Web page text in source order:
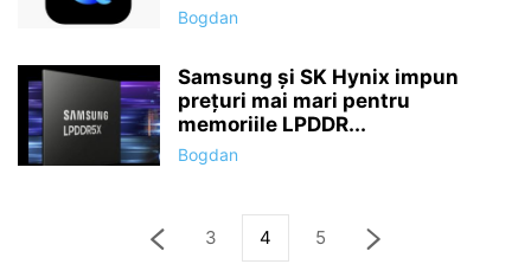
Bogdan
Samsung și SK Hynix impun
prețuri mai mari pentru
memoriile LPDDR...
Bogdan
3 4 5